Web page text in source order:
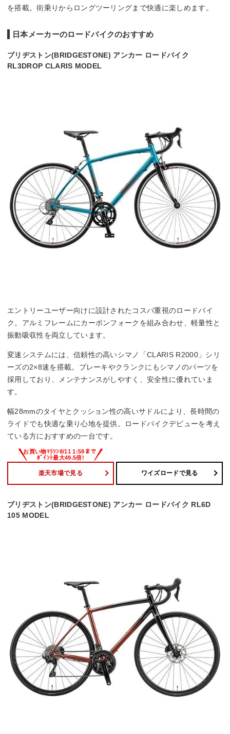
を搭載。街乗りからロングツーリングまで快適に楽しめます。
日本メーカーのロードバイクのおすすめ
ブリヂストン(BRIDGESTONE) アンカー ロードバイク
RL3DROP CLARIS MODEL
エントリーユーザー向けに設計されたコスパ重視のロードバイ
ク。アルミフレームにカーボンフォークを組み合わせ、軽量性と
振動吸収性を両立しています。
変速システムには、信頼性の高いシマノ「CLARIS R2000」シリ
ーズの2×8速を搭載。ブレーキやクランクにもシマノのパーツを
採用しており、メンテナンスがしやすく、安全性に優れていま
す。
幅28mmのタイヤとクッション性の高いサドルにより、長時間の
ライドでも快適な乗り心地を提供。ロードバイクデビューを考え
ている方におすすめの一台です。
楽天市場で見る ワイズロードで見る
ブリヂストン(BRIDGESTONE) アンカー ロードバイク RL6D
105 MODEL